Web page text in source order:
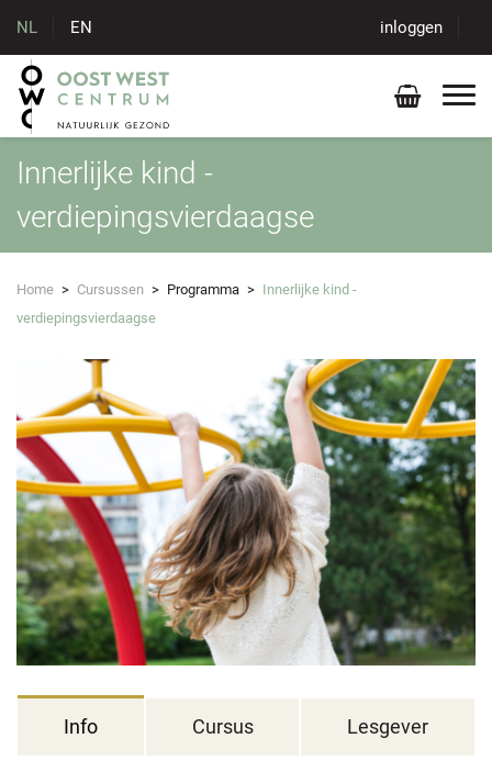
NL EN inloggen
Innerlijke kind -
verdiepingsvierdaagse
Home > Cursussen > Programma > Innerlijke kind -
verdiepingsvierdaagse
Info Cursus Lesgever